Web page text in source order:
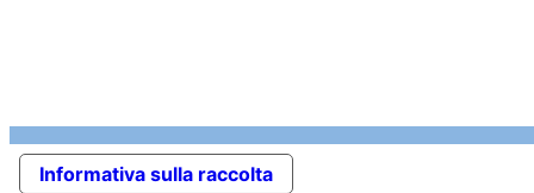
Informativa sulla raccolta